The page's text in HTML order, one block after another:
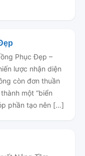
Phục Đẹp –
lược nhận diện
còn đơn thuần
một “biển
phần tạo nên […]